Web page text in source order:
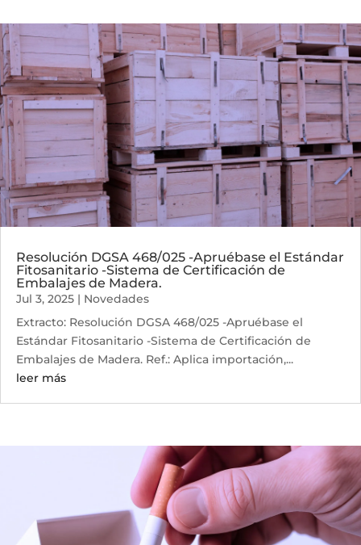
Resolución DGSA 468/025 -Apruébase el Estándar
Fitosanitario -Sistema de Certificación de
Embalajes de Madera.
Jul 3, 2025 | Novedades
Extracto: Resolución DGSA 468/025 -Apruébase el
Estándar Fitosanitario -Sistema de Certificación de
Embalajes de Madera. Ref.: Aplica importación,...
leer más